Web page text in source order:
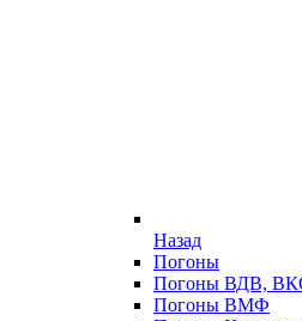
Назад
Погоны
Погоны ВДВ,
Погоны ВМФ